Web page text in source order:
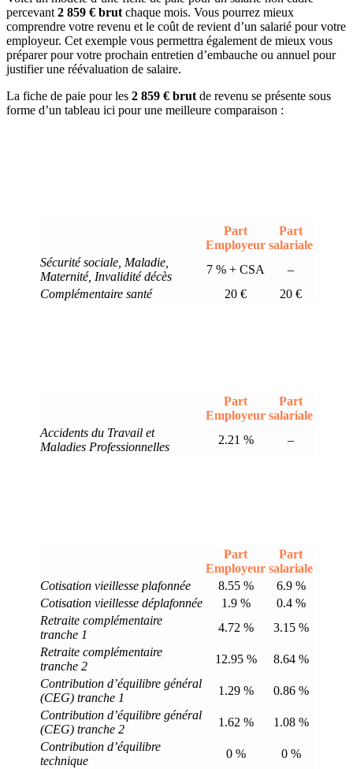
percevant 2 859 € brut chaque mois. Vous pourrez mieux
comprendre votre revenu et le coût de revient d’un salarié pour votre
employeur. Cet exemple vous permettra également de mieux vous
préparer pour votre prochain entretien d’embauche ou annuel pour
justifier une réévaluation de salaire.
La fiche de paie pour les 2 859 € brut de revenu se présente sous
forme d’un tableau ici pour une meilleure comparaison :
Part
Employeur
Part
salariale
Sécurité sociale, Maladie,
Maternité, Invalidité décès
7 % + CSA
–
Complémentaire santé
20 € 20 €
Part
Employeur
Part
salariale
Accidents du Travail et
Maladies Professionnelles
2.21 % –
Part
Employeur
Part
salariale
Cotisation vieillesse plafonnée
8.55 %
6.9 %
Cotisation vieillesse déplafonnée
1.9 %
0.4 %
Retraite complémentaire
tranche 1
4.72 %
3.15 %
Retraite complémentaire
tranche 2
12.95 %
8.64 %
Contribution d’équilibre général
(CEG) tranche 1
1.29 %
0.86 %
Contribution d’équilibre général
(CEG) tranche 2
1.62 %
1.08 %
Contribution d’équilibre
technique
0 % 0 %